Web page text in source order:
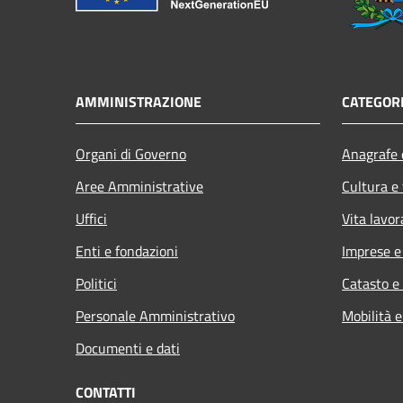
AMMINISTRAZIONE
Organi di Governo
Aree Amministrative
Uffici
Enti e fondazioni
Politici
Personale Amministrativo
Documenti e dati
Cultura
Vita
Imprese
Catasto
Mobilità
CONTATTI